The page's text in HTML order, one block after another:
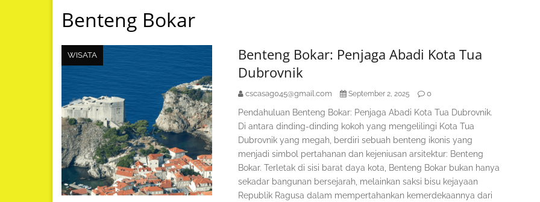
Benteng Bokar
WISATA
Benteng Bokar: Penjaga Abadi Kota Tua
Dubrovnik
cscasag045@gmail.com September 2, 2025 0
Pendahuluan Benteng Bokar: Penjaga Abadi Kota Tua Dubrovnik.
Di antara dinding-dinding kokoh yang mengelilingi Kota Tua
Dubrovnik yang megah, berdiri sebuah benteng ikonis yang
menjadi simbol pertahanan dan kejeniusan arsitektur: Benteng
Bokar. Terletak di sisi barat daya kota, Benteng Bokar bukan hanya
sekadar bangunan bersejarah, melainkan saksi bisu kejayaan
Republik Ragusa dalam mempertahankan kemerdekaannya dari